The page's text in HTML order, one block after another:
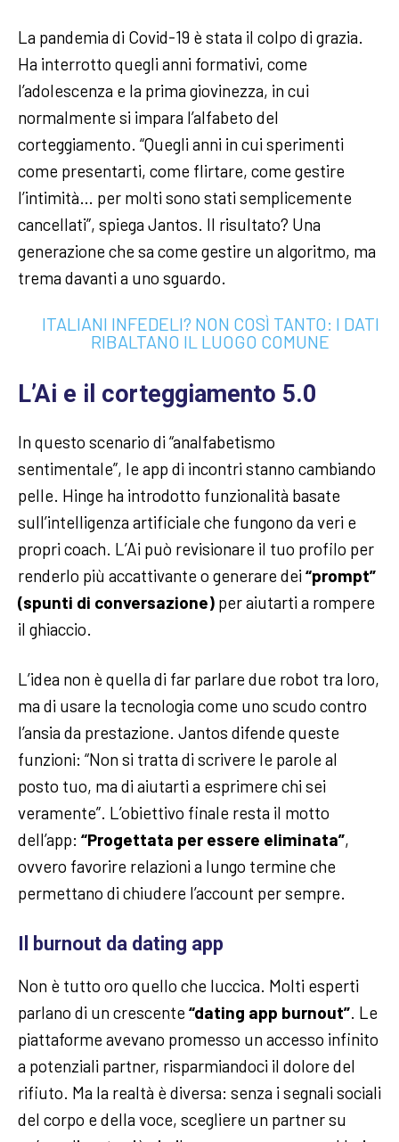
La pandemia di Covid-19 è stata il colpo di grazia.
Ha interrotto quegli anni formativi, come
l’adolescenza e la prima giovinezza, in cui
normalmente si impara l’alfabeto del
corteggiamento. “Quegli anni in cui sperimenti
come presentarti, come flirtare, come gestire
l’intimità… per molti sono stati semplicemente
cancellati”, spiega Jantos. Il risultato? Una
generazione che sa come gestire un algoritmo, ma
trema davanti a uno sguardo.
ITALIANI INFEDELI? NON COSÌ TANTO: I DATI
RIBALTANO IL LUOGO COMUNE
L’Ai e il corteggiamento 5.0
In questo scenario di “analfabetismo
sentimentale”, le app di incontri stanno cambiando
pelle. Hinge ha introdotto funzionalità basate
sull’intelligenza artificiale che fungono da veri e
propri coach. L’Ai può revisionare il tuo profilo per
renderlo più accattivante o generare dei “prompt”
(spunti di conversazione) per aiutarti a rompere
il ghiaccio.
L’idea non è quella di far parlare due robot tra loro,
ma di usare la tecnologia come uno scudo contro
l’ansia da prestazione. Jantos difende queste
funzioni: “Non si tratta di scrivere le parole al
posto tuo, ma di aiutarti a esprimere chi sei
veramente”. L’obiettivo finale resta il motto
dell’app: “Progettata per essere eliminata”,
ovvero favorire relazioni a lungo termine che
permettano di chiudere l’account per sempre.
Il burnout da dating app
Non è tutto oro quello che luccica. Molti esperti
parlano di un crescente “dating app burnout”. Le
piattaforme avevano promesso un accesso infinito
a potenziali partner, risparmiandoci il dolore del
rifiuto. Ma la realtà è diversa: senza i segnali sociali
del corpo e della voce, scegliere un partner su